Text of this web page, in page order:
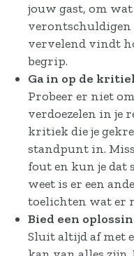
jouw gast, om
verontschuldigen
vervelend vindt
begrip.
Ga in op de
Probeer er niet
verdoezelen in je
kritiek die je
standpunt in.
fout en kun je dat
weet is er een
toelichten wat er
Bied een
Sluit altijd af met